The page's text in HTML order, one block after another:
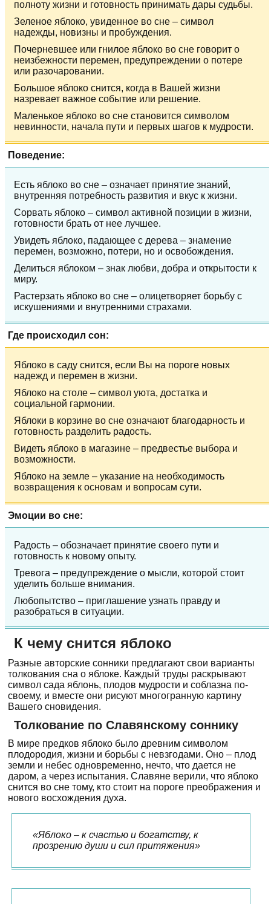
полноту жизни и готовность принимать дары судьбы.
Зеленое яблоко, увиденное во сне – символ
надежды, новизны и пробуждения.
Почерневшее или гнилое яблоко во сне говорит о
неизбежности перемен, предупреждении о потере
или разочаровании.
Большое яблоко снится, когда в Вашей жизни
назревает важное событие или решение.
Маленькое яблоко во сне становится символом
невинности, начала пути и первых шагов к мудрости.
Поведение:
Есть яблоко во сне – означает принятие знаний,
внутренняя потребность развития и вкус к жизни.
Сорвать яблоко – символ активной позиции в жизни,
готовности брать от нее лучшее.
Увидеть яблоко, падающее с дерева – знамение
перемен, возможно, потери, но и освобождения.
Делиться яблоком – знак любви, добра и открытости к
миру.
Растерзать яблоко во сне – олицетворяет борьбу с
искушениями и внутренними страхами.
Где происходил сон:
Яблоко в саду снится, если Вы на пороге новых
надежд и перемен в жизни.
Яблоко на столе – символ уюта, достатка и
социальной гармонии.
Яблоки в корзине во сне означают благодарность и
готовность разделить радость.
Видеть яблоко в магазине – предвестье выбора и
возможности.
Яблоко на земле – указание на необходимость
возвращения к основам и вопросам сути.
Эмоции во сне:
Радость – обозначает принятие своего пути и
готовность к новому опыту.
Тревога – предупреждение о мысли, которой стоит
уделить больше внимания.
Любопытство – приглашение узнать правду и
разобраться в ситуации.
К чему снится яблоко
Разные авторские сонники предлагают свои варианты
толкования сна о яблоке. Каждый труды раскрывают
символ сада яблонь, плодов мудрости и соблазна по-
своему, и вместе они рисуют многогранную картину
Вашего сновидения.
Толкование по Славянскому соннику
В мире предков яблоко было древним символом
плодородия, жизни и борьбы с невзгодами. Оно – плод
земли и небес одновременно, нечто, что дается не
даром, а через испытания. Славяне верили, что яблоко
снится во сне тому, кто стоит на пороге преображения и
нового восхождения духа.
«Яблоко – к счастью и богатству, к
прозрению души и сил притяжения»